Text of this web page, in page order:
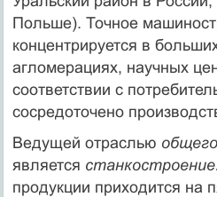
Польше). Точное
концентрируется в
агломерациях, научных
соответствии с
сосредоточено
Ведущей отраслью общего
является станкостроение.
продукции приходится на